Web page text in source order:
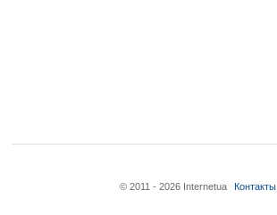
© 2011 - 2026 Internetua Контакты